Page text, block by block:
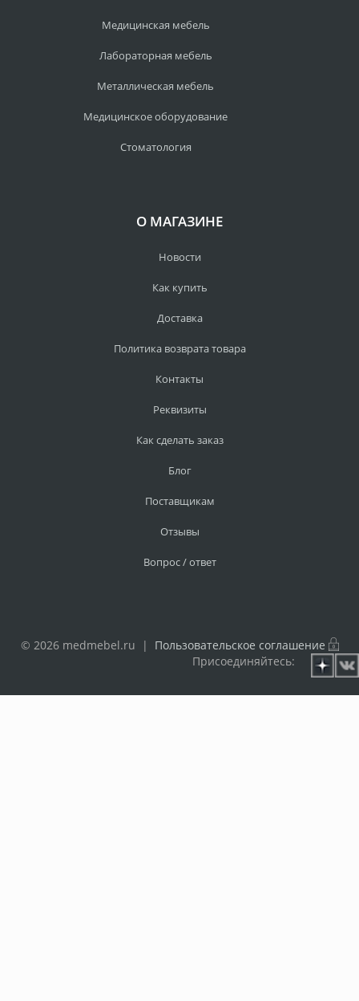
Медицинская мебель
Лабораторная мебель
Металлическая мебель
Медицинское оборудование
Стоматология
О МАГАЗИНЕ
Новости
Как купить
Доставка
Политика возврата товара
Контакты
Реквизиты
Как сделать заказ
Блог
Поставщикам
Отзывы
Вопрос / ответ
© 2026 medmebel.ru | Пользовательское соглашение
Присоединяйтесь: